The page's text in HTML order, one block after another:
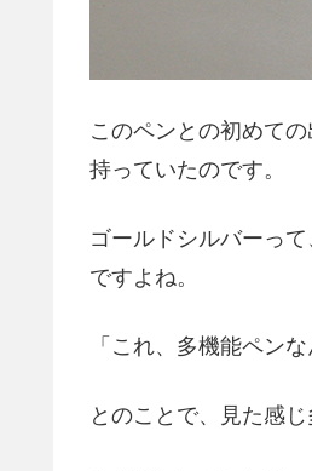
このペンとの初めて
持っていたのです。
ゴールドシルバーっ
ですよね。
「これ、多機能ペンな
とのことで、見た感